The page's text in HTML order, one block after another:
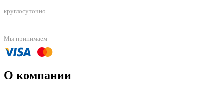
круглосуточно
Мы принимаем
О компании